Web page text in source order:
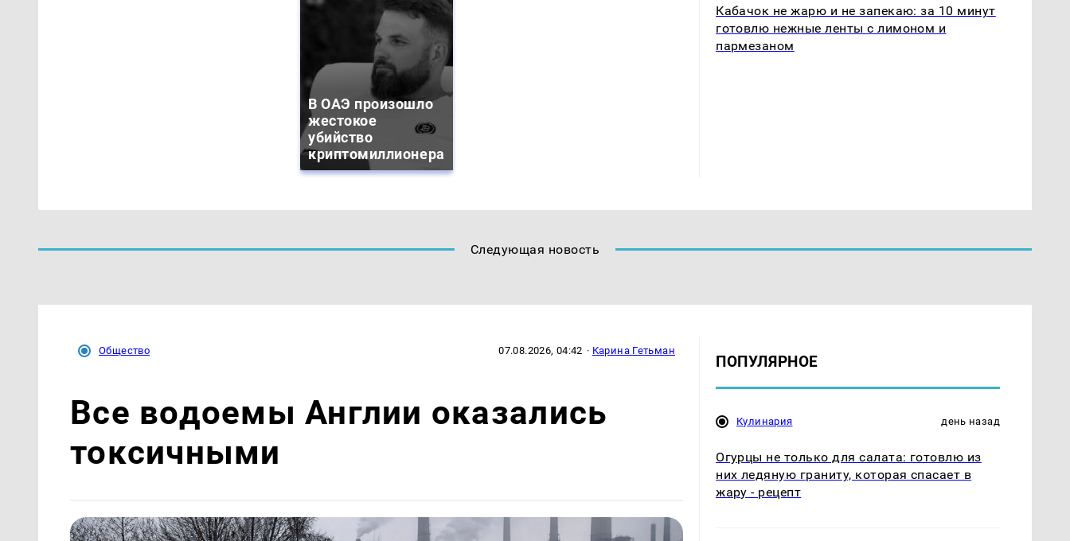
В ОАЭ произошло
жестокое
убийство
криптомиллионера
Кабачок не жарю и не запекаю: за 10 минут
готовлю нежные ленты с лимоном и
пармезаном
Следующая новость
Общество 07.08.2026, 04:42 · Карина Гетьман
Все водоемы Англии оказались
токсичными
ПОПУЛЯРНОЕ
Кулинария день назад
Огурцы не только для салата: готовлю из
них ледяную граниту, которая спасает в
жару - рецепт